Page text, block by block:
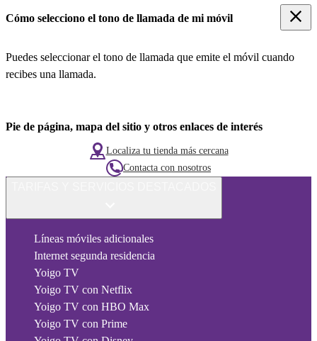
Cómo selecciono el tono de llamada de mi móvil
Puedes seleccionar el tono de llamada que emite el móvil cuando
recibes una llamada.
Pie de página, mapa del sitio y otros enlaces de interés
Localiza tu tienda más cercana
Contacta con nosotros
Líneas móviles adicionales
Internet segunda residencia
Yoigo TV
Yoigo TV con Netflix
Yoigo TV con HBO Max
Yoigo TV con Prime